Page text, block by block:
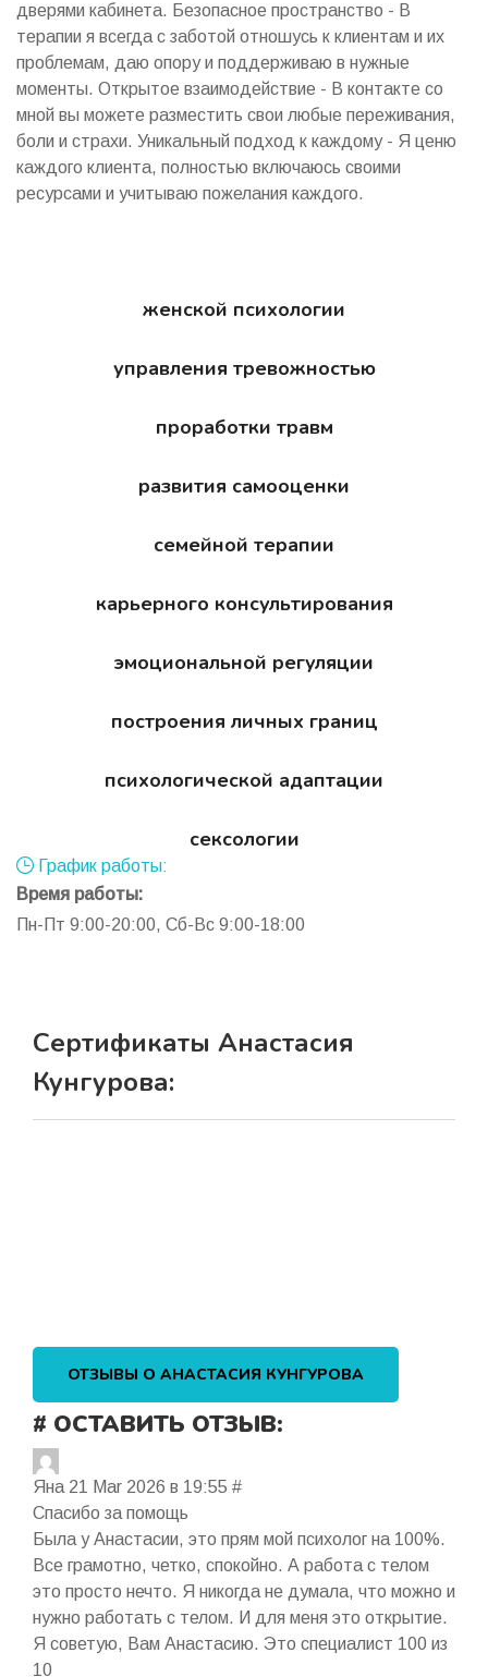
дверями кабинета. Безопасное пространство - В
терапии я всегда с заботой отношусь к клиентам и их
проблемам, даю опору и поддерживаю в нужные
моменты. Открытое взаимодействие - В контакте со
мной вы можете разместить свои любые переживания,
боли и страхи. Уникальный подход к каждому - Я ценю
каждого клиента, полностью включаюсь своими
ресурсами и учитываю пожелания каждого.
женской психологии
управления тревожностью
проработки травм
развития самооценки
семейной терапии
карьерного консультирования
эмоциональной регуляции
построения личных границ
психологической адаптации
сексологии
График работы:
Время работы:
Пн-Пт 9:00-20:00, Сб-Вс 9:00-18:00
Сертификаты Анастасия
Кунгурова:
ОТЗЫВЫ О АНАСТАСИЯ КУНГУРОВА
# ОСТАВИТЬ ОТЗЫВ:
Яна 21 Mar 2026 в 19:55 #
Спасибо за помощь
Была у Анастасии, это прям мой психолог на 100%.
Все грамотно, четко, спокойно. А работа с телом
это просто нечто. Я никогда не думала, что можно и
нужно работать с телом. И для меня это открытие.
Я советую, Вам Анастасию. Это специалист 100 из
10